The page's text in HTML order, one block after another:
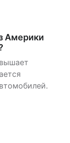
Америки